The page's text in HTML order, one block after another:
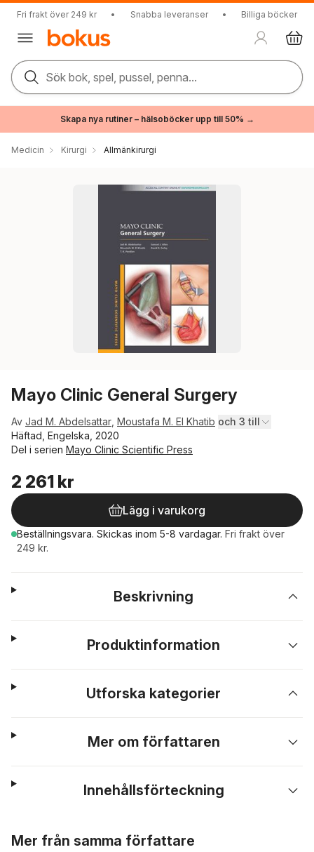
Fri frakt över 249 kr • Snabba leveranser • Billiga böcker
Sök bok, spel, pussel, penna...
Skapa nya rutiner – hälsoböcker upp till 50% →
Medicin Kirurgi Allmänkirurgi
Mayo Clinic General Surgery
Av Jad M. Abdelsattar Moustafa M. El Khatib och 3 till
Häftad, Engelska, 2020
Del i serien Mayo Clinic Scientific Press
2 261 kr
Lägg i varukorg
Beställningsvara. Skickas inom 5-8 vardagar. Fri frakt över
249 kr.
Beskrivning
Produktinformation
Utforska kategorier
Mer om författaren
Innehållsförteckning
Mer från samma författare